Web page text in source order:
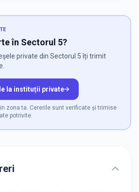
în Sectorul 5?
private din Sectorul 5 îți trimit
la instituții private
zona ta. Cererile sunt verificate și trimise
potrivite.